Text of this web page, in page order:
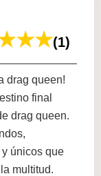
(1)
drag queen!
final
drag queen.
únicos que
multitud.